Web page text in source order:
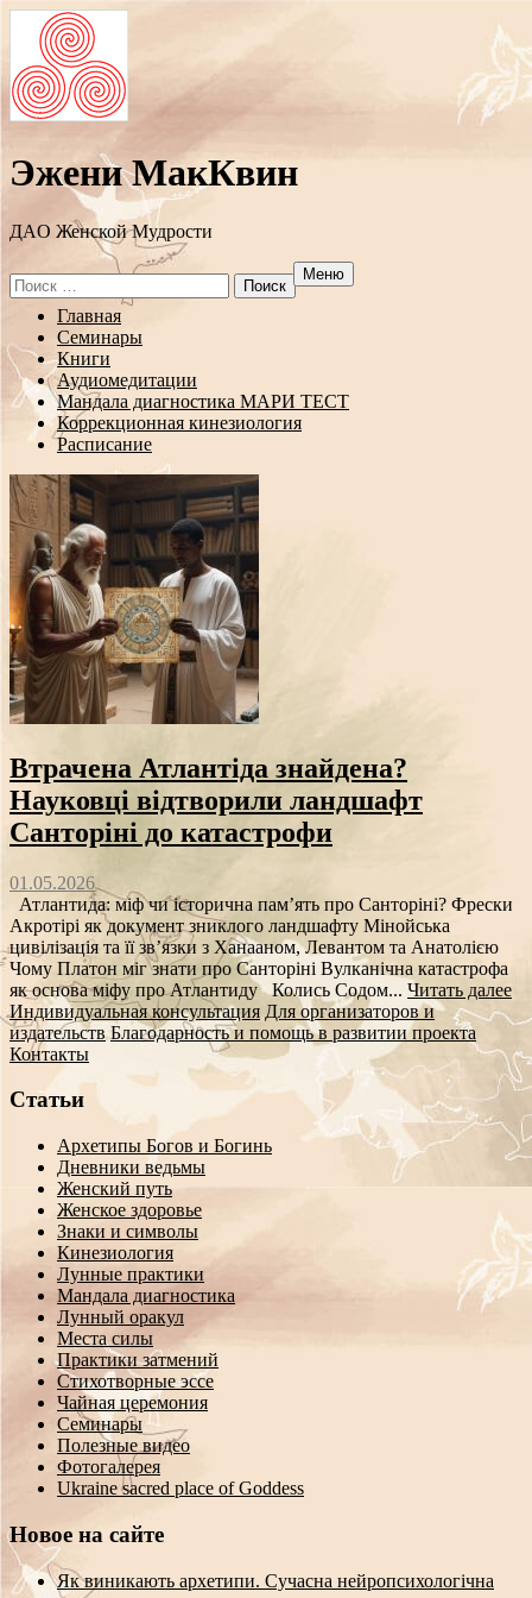
Эжени МакКвин
ДAO Женской Мудрости
Search
for:
Меню
Перейти
содержанию
Главная
Семинары
Книги
Аудиомедитации
Мандала диагностика МАРИ ТЕСТ
Коррекционная кинезиология
Расписание
Втрачена Атлантіда знайдена?
Науковці відтворили ландшафт
Санторіні до катастрофи
01.05.2026
Атлантида: міф чи історична пам’ять про Санторіні? Фрески
Акротірі як документ зниклого ландшафту Мінойська
цивілізація та її зв’язки з Ханааном, Левантом та Анатолією
Чому Платон міг знати про Санторіні Вулканічна катастрофа
як основа міфу про Атлантиду Колись Содом... Читать далее
Индивидуальная консультация Для организаторов и
издательств Благодарность и помощь в развитии проекта
Контакты
Статьи
Архетипы Богов и Богинь
Дневники ведьмы
Женский путь
Женское здоровье
Знаки и символы
Кинезиология
Лунные практики
Мандала диагностика
Лунный оракул
Места силы
Практики затмений
Стихотворные эссе
Чайная церемония
Семинары
Полезные видео
Фотогалерея
Ukraine sacred place of Goddess
Новое на сайте
Як виникають архетипи. Сучасна нейропсихологічна